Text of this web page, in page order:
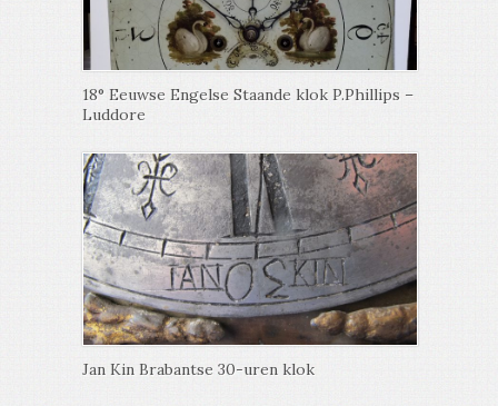
18° Eeuwse Engelse Staande klok P.Phillips –
Luddore
Jan Kin Brabantse 30-uren klok